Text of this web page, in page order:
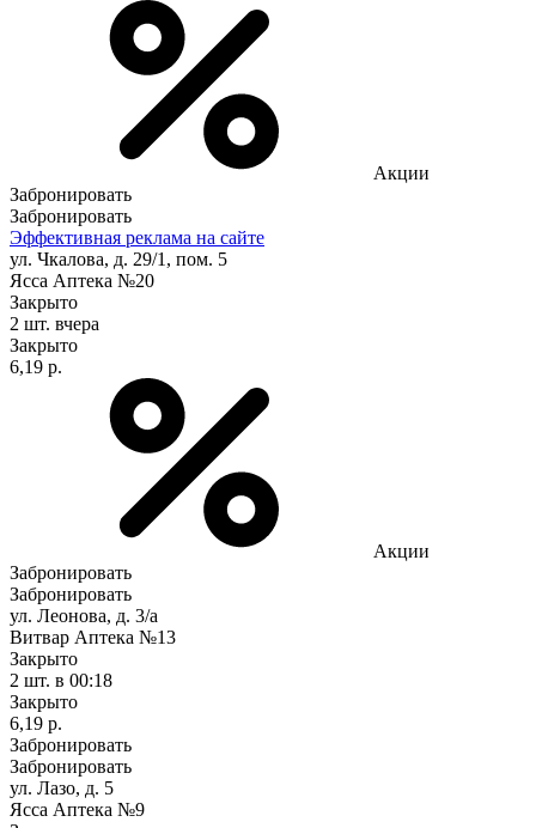
Акции
Забронировать
Забронировать
Эффективная реклама на сайте
ул. Чкалова, д. 29/1, пом. 5
Ясса Аптека №20
Закрыто
2 шт. вчера
Закрыто
6,19 р.
Акции
Забронировать
Забронировать
ул. Леонова, д. 3/a
Витвар Аптека №13
Закрыто
2 шт. в 00:18
Закрыто
6,19 р.
Забронировать
Забронировать
ул. Лазо, д. 5
Ясса Аптека №9